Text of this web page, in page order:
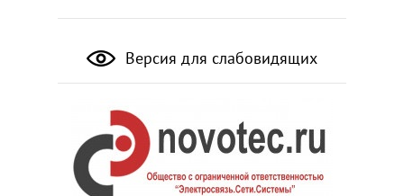
Версия для слабовидящих